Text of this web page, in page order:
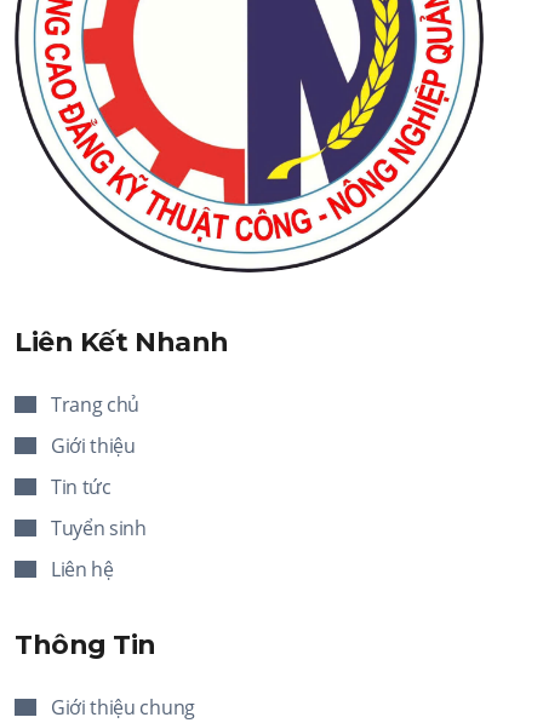
Liên Kết Nhanh
Trang chủ
Giới thiệu
Tin tức
Tuyển sinh
Liên hệ
Thông Tin
Giới thiệu chung